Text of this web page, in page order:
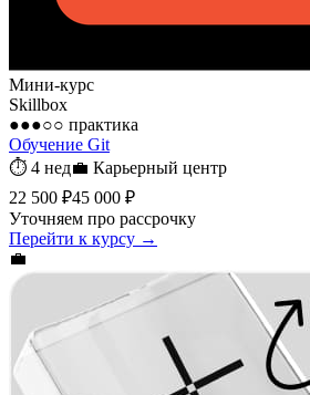
Мини-курс
Skillbox
●●●○○ практика
Обучение Git
⏱ 4 нед💼 Карьерный центр
22 500 ₽45 000 ₽
Уточняем про рассрочку
Перейти к курсу →
💼